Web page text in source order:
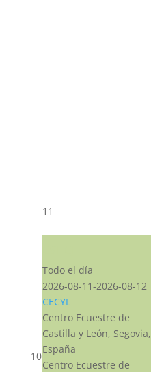
10
11
Todo el día
2026-08-11-2026-08-12
CECYL
Centro Ecuestre de
Castilla y León, Segovia,
España
Centro Ecuestre de